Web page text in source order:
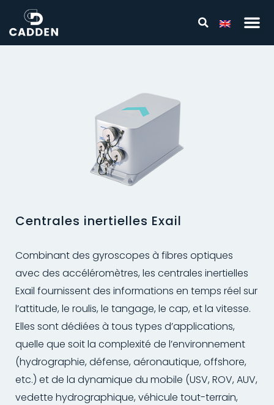
Centrales inertielles Exail
Combinant des gyroscopes à fibres optiques
avec des accéléromètres, les centrales inertielles
Exail fournissent des informations en temps réel sur
l’attitude, le roulis, le tangage, le cap, et la vitesse.
Elles sont dédiées à tous types d’applications,
quelle que soit la complexité de l’environnement
(hydrographie, défense, aéronautique, offshore,
etc.) et de la dynamique du mobile (USV, ROV, AUV,
vedette hydrographique, véhicule tout-terrain,